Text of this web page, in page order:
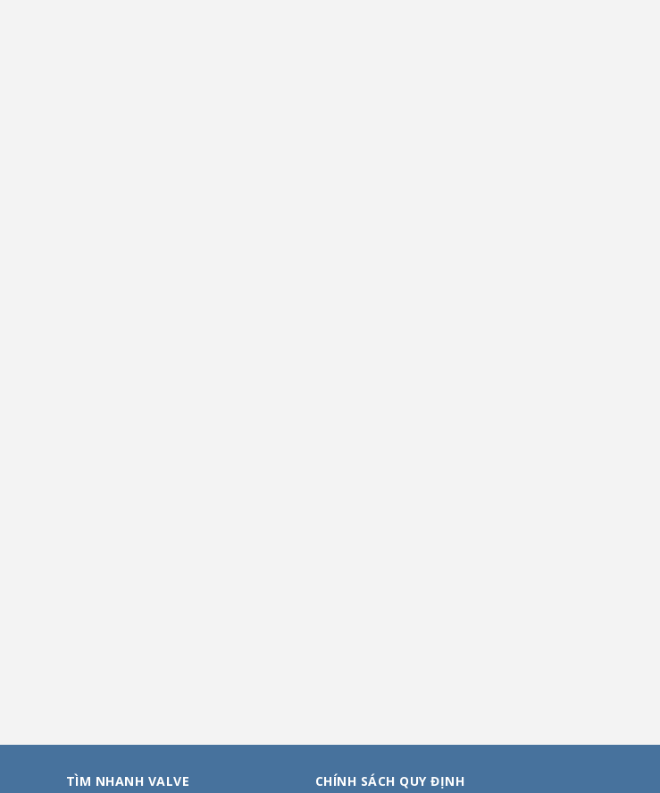
TÌM NHANH VALVE CHÍNH SÁCH QUY ĐỊNH